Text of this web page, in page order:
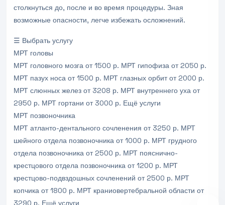
столкнуться до, после и во время процедуры. Зная
возможные опасности, легче избежать осложнений.
☰ Выбрать услугу
МРТ головы
МРТ головного мозга от 1500 р. МРТ гипофиза от 2050 р.
МРТ пазух носа от 1500 р. МРТ глазных орбитот 2000 р.
МРТ слюнных желез от 3208 р. МРТ внутреннего уха от
2950 р. МРТ гортани от 3000 р. Ещё услуги
МРТ позвоночника
МРТ атланто-дентального сочленения от 3250 р. МРТ
шейного отдела позвоночника от 1000 р. МРТ грудного
отдела позвоночника от 2500 р. МРТ пояснично-
крестцового отдела позвоночника от 1200 р. МРТ
крестцово-подвздошных сочленений от 2500 р. МРТ
копчика от 1800 р. МРТ краниовертебральной области от
3290 р. Ещё услуги